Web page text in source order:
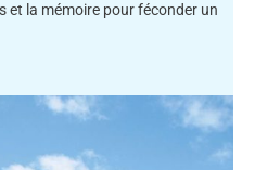
et la mémoire pour féconder un